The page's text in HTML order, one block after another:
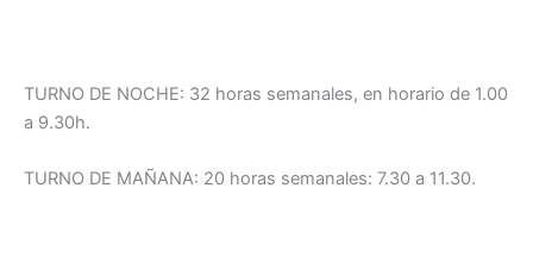
TURNO DE NOCHE: 32 horas semanales, en horario de 1.00
a 9.30h.
TURNO DE MAÑANA: 20 horas semanales: 7.30 a 11.30.